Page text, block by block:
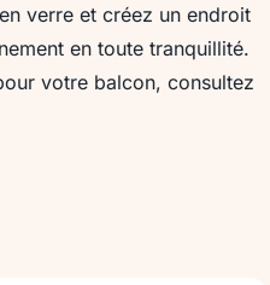
verre et créez un endroit
en toute tranquillité.
votre balcon, consultez